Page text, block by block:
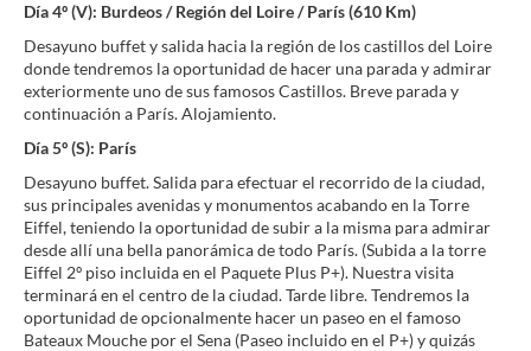
Día 4º (V): Burdeos / Región del Loire / París (610 Km)
Desayuno buffet y salida hacia la región de los castillos del Loire
donde tendremos la oportunidad de hacer una parada y admirar
exteriormente uno de sus famosos Castillos. Breve parada y
continuación a París. Alojamiento.
Día 5º (S): París
Desayuno buffet. Salida para efectuar el recorrido de la ciudad,
sus principales avenidas y monumentos acabando en la Torre
Eiffel, teniendo la oportunidad de subir a la misma para admirar
desde allí una bella panorámica de todo París. (Subida a la torre
Eiffel 2º piso incluida en el Paquete Plus P+). Nuestra visita
terminará en el centro de la ciudad. Tarde libre. Tendremos la
oportunidad de opcionalmente hacer un paseo en el famoso
Bateaux Mouche por el Sena (Paseo incluido en el P+) y quizás